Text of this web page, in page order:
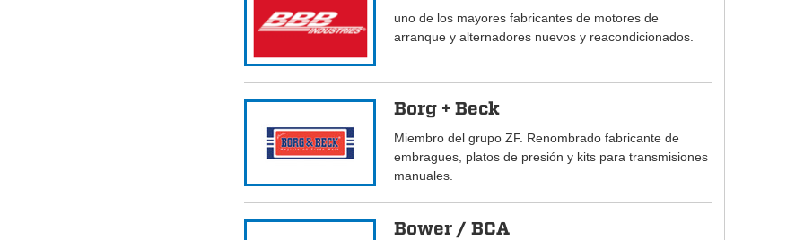
uno de los mayores fabricantes de motores de
arranque y alternadores nuevos y reacondicionados.
Borg + Beck
Miembro del grupo ZF. Renombrado fabricante de
embragues, platos de presión y kits para transmisiones
manuales.
Bower / BCA